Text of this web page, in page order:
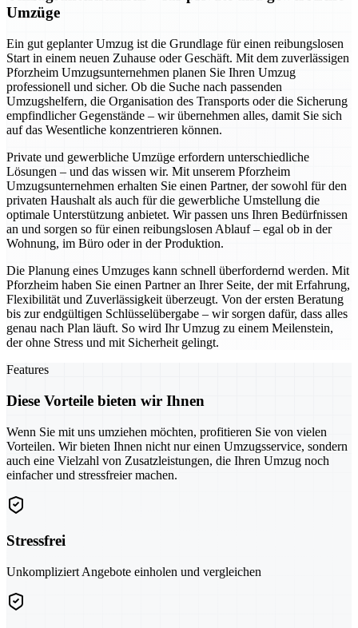
Umzüge
Ein gut geplanter Umzug ist die Grundlage für einen reibungslosen
Start in einem neuen Zuhause oder Geschäft. Mit dem zuverlässigen
Pforzheim Umzugsunternehmen planen Sie Ihren Umzug
professionell und sicher. Ob die Suche nach passenden
Umzugshelfern, die Organisation des Transports oder die Sicherung
empfindlicher Gegenstände – wir übernehmen alles, damit Sie sich
auf das Wesentliche konzentrieren können.
Private und gewerbliche Umzüge erfordern unterschiedliche
Lösungen – und das wissen wir. Mit unserem Pforzheim
Umzugsunternehmen erhalten Sie einen Partner, der sowohl für den
privaten Haushalt als auch für die gewerbliche Umstellung die
optimale Unterstützung anbietet. Wir passen uns Ihren Bedürfnissen
an und sorgen so für einen reibungslosen Ablauf – egal ob in der
Wohnung, im Büro oder in der Produktion.
Die Planung eines Umzuges kann schnell überfordernd werden. Mit
Pforzheim haben Sie einen Partner an Ihrer Seite, der mit Erfahrung,
Flexibilität und Zuverlässigkeit überzeugt. Von der ersten Beratung
bis zur endgültigen Schlüsselübergabe – wir sorgen dafür, dass alles
genau nach Plan läuft. So wird Ihr Umzug zu einem Meilenstein,
der ohne Stress und mit Sicherheit gelingt.
Features
Diese Vorteile bieten wir Ihnen
Wenn Sie mit uns umziehen möchten, profitieren Sie von vielen
Vorteilen. Wir bieten Ihnen nicht nur einen Umzugsservice, sondern
auch eine Vielzahl von Zusatzleistungen, die Ihren Umzug noch
einfacher und stressfreier machen.
Stressfrei
Unkompliziert Angebote einholen und vergleichen